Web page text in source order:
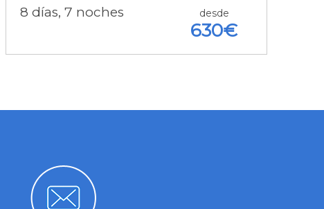
8días, 7 noches desde
630€
Detalle de la oferta [+]